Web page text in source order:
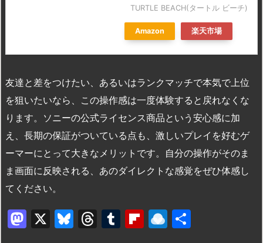
TURTLE BEACH(タートル ビーチ)
Amazon 楽天市場
友達と差をつけたい、あるいはランクマッチで本気で上位
を狙いたいなら、この操作感は一度体験すると戻れなくな
ります。ソニーの公式ライセンス商品という安心感に加
え、長期の保証がついている点も、激しいプレイを好むゲ
ーマーにとって大きなメリットです。自分の操作がそのま
ま画面に反映される、あのダイレクトな感覚をぜひ体感し
てください。
M X
Bl
T
T
Fl R